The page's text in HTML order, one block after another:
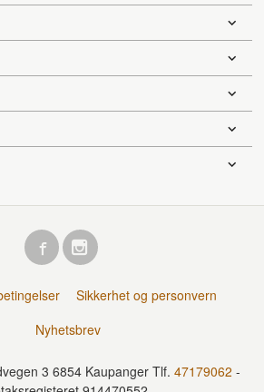
Sikkerhet og personvern
Nyhetsbrev
3 6854 Kaupanger Tlf. 47179062 -